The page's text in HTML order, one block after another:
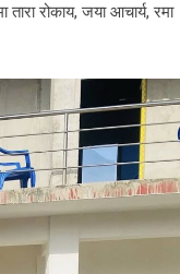
रोकाय, जया आचार्य, रमा